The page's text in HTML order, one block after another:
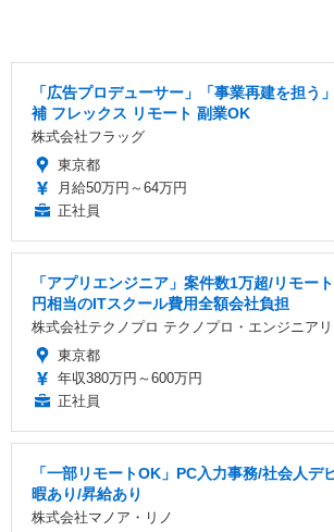
「広告プロデューサー」「事業再建を担う
補 フレックス リモート 副業OK
株式会社フラッグ
東京都
月給50万円～64万円
正社員
「アプリエンジニア」案件数1万超/リモー
円相当のITスクール費用全額会社負担
株式会社テクノプロ テクノプロ・エンジニア
東京都
年収380万円～600万円
正社員
「一部リモートOK」PC入力事務/社会人デ
暇あり/昇給あり
株式会社マノア・リノ